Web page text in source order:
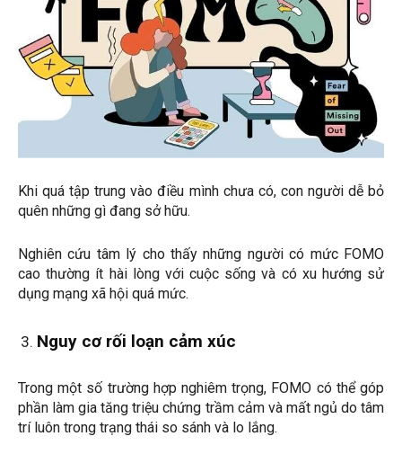
Khi quá tập trung vào điều mình chưa có, con người dễ bỏ
quên những gì đang sở hữu.
Nghiên cứu tâm lý cho thấy những người có mức FOMO
cao thường ít hài lòng với cuộc sống và có xu hướng sử
dụng mạng xã hội quá mức.
Nguy cơ rối loạn cảm xúc
Trong một số trường hợp nghiêm trọng, FOMO có thể góp
phần làm gia tăng triệu chứng trầm cảm và mất ngủ do tâm
trí luôn trong trạng thái so sánh và lo lắng.